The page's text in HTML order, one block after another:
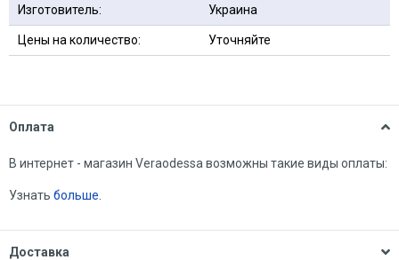
Изготовитель: Украина
Цены на количество: Уточняйте
Оплата
В интернет - магазин Veraodessa возможны такие виды оплаты:
Узнать больше.
Доставка